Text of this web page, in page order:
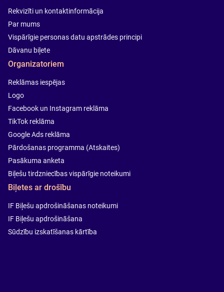
Rekvizīti un kontaktinformācija
Par mums
Vispārīgie personas datu apstrādes principi
Dāvanu biļete
Organizatoriem
Reklāmas iespējas
Logo
Facebook un Instagram reklāma
TikTok reklāma
Google Ads reklāma
Pārdošanas programma (Atskaites)
Pasākuma anketa
Biļešu tirdzniecības vispārīgie noteikumi
Biļetes ar drošību
IF Biļešu apdrošināšanas noteikumi
IF Biļešu apdrošināšana
Sūdzību izskatīšanas kārtība